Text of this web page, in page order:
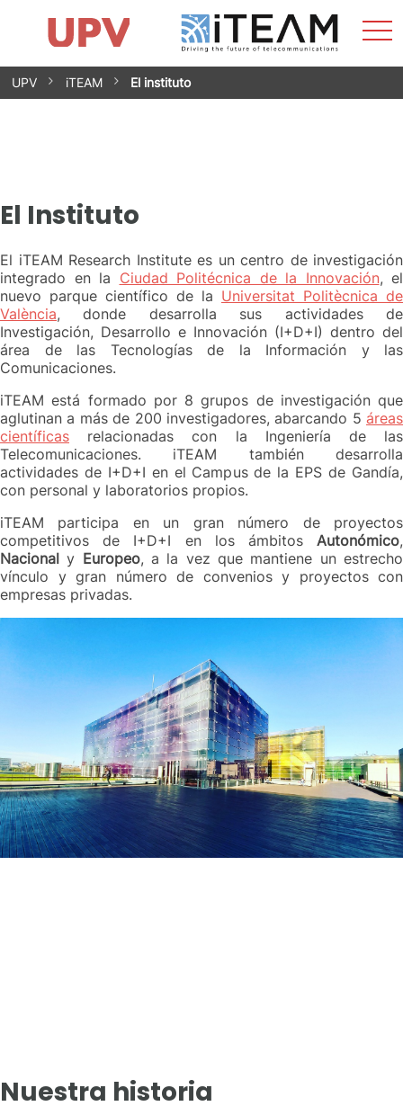
Saltar
Impacto
Grupos de investigación
Instalaciones
Spin-offs
Contacto
Prácticas
Noticias
Unidad de Igualdad
UPV iTEAM El instituto
El Instituto
El iTEAM Research Institute es un centro de investigación
integrado en la Ciudad Politécnica de la Innovación, el
nuevo parque científico de la Universitat Politècnica de
València, donde desarrolla sus actividades de
Investigación, Desarrollo e Innovación (I+D+I) dentro del
área de las Tecnologías de la Información y las
Comunicaciones.
iTEAM está formado por 8 grupos de investigación que
aglutinan a más de 200 investigadores, abarcando 5 áreas
científicas relacionadas con la Ingeniería de las
Telecomunicaciones. iTEAM también desarrolla
actividades de I+D+I en el Campus de la EPS de Gandía,
con personal y laboratorios propios.
iTEAM participa en un gran número de proyectos
competitivos de I+D+I en los ámbitos Autonómico,
Nacionaly Europeo, a la vez que mantiene un estrecho
vínculo y gran número de convenios y proyectos con
empresas privadas.
Nuestra historia